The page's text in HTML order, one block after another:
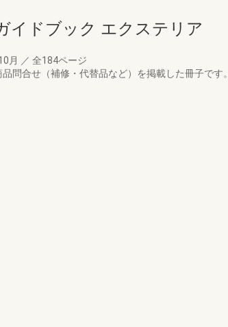
イドブック エクステリア
月 ／ 全184ページ
問合せ（補修・代替品など）を掲載した冊子です。